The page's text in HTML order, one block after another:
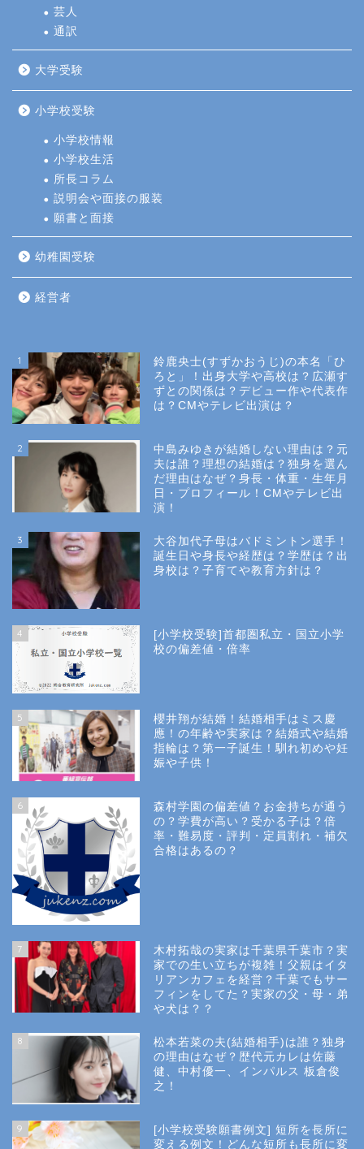
芸人
通訳
大学受験
小学校受験
小学校情報
小学校生活
所長コラム
説明会や面接の服装
願書と面接
幼稚園受験
経営者
1
鈴鹿央士(すずかおうじ)の本名「ひ
ろと」！出身大学や高校は？広瀬す
ずとの関係は？デビュー作や代表作
は？CMやテレビ出演は？
2
中島みゆきが結婚しない理由は？元
夫は誰？理想の結婚は？独身を選ん
だ理由はなぜ？身長・体重・生年月
日・プロフィール！CMやテレビ出
演！
3
大谷加代子母はバドミントン選手！
誕生日や身長や経歴は？学歴は？出
身校は？子育てや教育方針は？
4
[小学校受験]首都圏私立・国立小学
校の偏差値・倍率
5
櫻井翔が結婚！結婚相手はミス慶
應！の年齢や実家は？結婚式や結婚
指輪は？第一子誕生！馴れ初めや妊
娠や子供！
6
森村学園の偏差値？お金持ちが通う
の？学費が高い？受かる子は？倍
率・難易度・評判・定員割れ・補欠
合格はあるの？
7
木村拓哉の実家は千葉県千葉市？実
家での生い立ちが複雑！父親はイタ
リアンカフェを経営？千葉でもサー
フィンをしてた？実家の父・母・弟
や犬は？？
8
松本若菜の夫(結婚相手)は誰？独身
の理由はなぜ？歴代元カレは佐藤
健、中村優一、インパルス 板倉俊
之！
9
[小学校受験願書例文] 短所を長所に
変える例文！どんな短所も長所に変
Privacy Policy
小学校受験
所長コラム